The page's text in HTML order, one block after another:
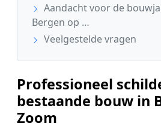
Aandacht voor de
Bergen op …
Veelgestelde vragen
Professioneel
bestaande bouw in
Zoom